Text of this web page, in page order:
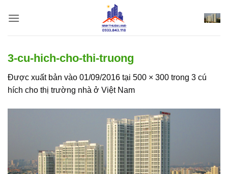
qua
3-cu-hich-cho-thi-truong
Được xuất bản vào 01/09/2016 tại 500 × 300 trong 3 cú
hích cho thị trường nhà ở Việt Nam